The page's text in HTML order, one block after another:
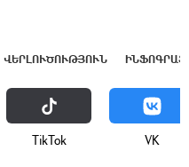
ՎԵՐԼՈՒԾՈՒԹՅՈՒՆ
ТikТоk VK